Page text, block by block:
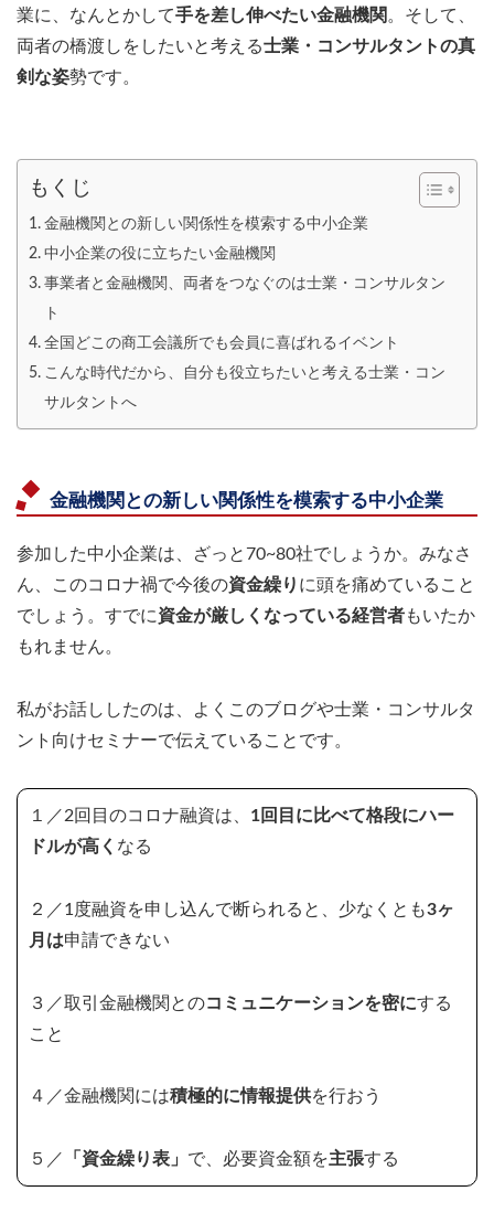
業に、なんとかして手を差し伸べたい金融機関。そして、
両者の橋渡しをしたいと考える士業・コンサルタントの真
剣な姿勢です。
もくじ
金融機関との新しい関係性を模索する中小企業
中小企業の役に立ちたい金融機関
事業者と金融機関、両者をつなぐのは士業・コンサルタン
ト
全国どこの商工会議所でも会員に喜ばれるイベント
こんな時代だから、自分も役立ちたいと考える士業・コン
サルタントへ
金融機関との新しい関係性を模索する中小企業
参加した中小企業は、ざっと70~80社でしょうか。みなさ
ん、このコロナ禍で今後の資金繰り に頭を痛めていること
でしょう。すでに資金が厳しくなっている経営者もいたか
もれません。
私がお話ししたのは、よくこのブログや士業・コンサルタ
ント向けセミナーで伝えていることです。
１／2回目のコロナ融資は、 1回目に比べて格段にハー
ドルが高く なる
２／1度融資を申し込んで断られると、少なくとも3ヶ
月は申請できない
３／取引金融機関とのコミュニケーションを密にする
こと
４／金融機関には積極的に情報提供を行おう
５／ 「資金繰り表」 で、必要資金額を主張する